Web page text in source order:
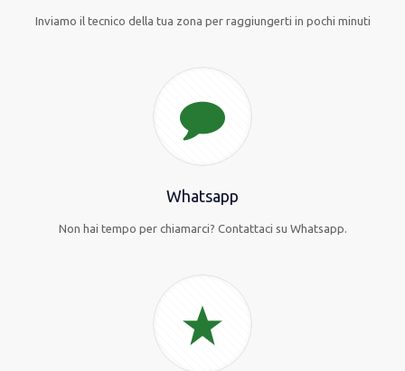
Inviamo il tecnico della tua zona per raggiungerti in pochi minuti
Whatsapp
Non hai tempo per chiamarci? Contattaci su Whatsapp.